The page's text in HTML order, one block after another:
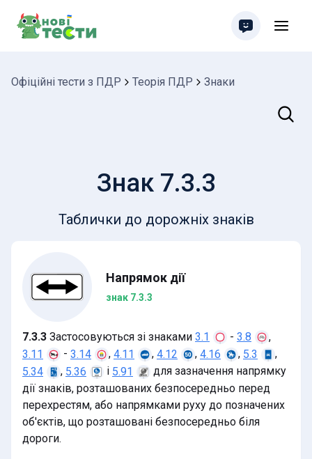
Офіційні тести з ПДР Теорія ПДР Знаки
Пошук
Знак 7.3.3
Таблички до дорожніх знаків
Напрямок дії
знак 7.3.3
7.3.3 Застосовуються зі знаками 3.1 - 3.8
,
3.11
- 3.14 , 4.11 , 4.12 , 4.16 , 5.3
,
5.34
, 5.36 і 5.91
для зазначення напрямку
дії знаків, розташованих безпосередньо перед
перехрестям, або напрямками руху до позначених
об'єктів, що розташовані безпосередньо біля
дороги.